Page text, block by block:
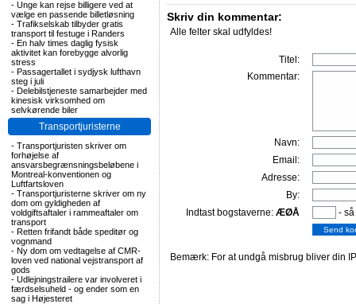
- Unge kan rejse billigere ved at
vælge en passende billetløsning
- Trafikselskab tilbyder gratis
transport til festuge i Randers
- En halv times daglig fysisk
aktivitet kan forebygge alvorlig
stress
- Passagertallet i sydjysk lufthavn
steg i juli
- Delebilstjeneste samarbejder med
kinesisk virksomhed om
selvkørende biler
Transportjuristerne
- Transportjuristen skriver om
forhøjelse af
ansvarsbegrænsningsbeløbene i
Montreal-konventionen og
Luftfartsloven
- Transportjuristerne skriver om ny
dom om gyldigheden af
voldgiftsaftaler i rammeaftaler om
transport
- Retten frifandt både speditør og
vognmand
- Ny dom om vedtagelse af CMR-
loven ved national vejstransport af
gods
- Udlejningstrailere var involveret i
færdselsuheld - og ender som en
sag i Højesteret
Skriv din kommentar:
Alle felter skal udfyldes!
Titel:
Kommentar:
Navn:
Email:
Adresse:
By:
Indtast bogstaverne: ÆØÅ -
Bemærk: For at undgå misbrug bliver din